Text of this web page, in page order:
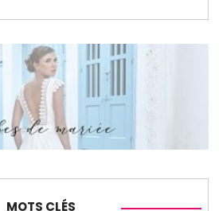
MOTS CLÉS